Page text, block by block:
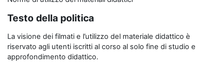
Testo della politica
La visione dei filmati e l’utilizzo del materiale didattico è
riservato agli utenti iscritti al corso al solo fine di studio e
approfondimento didattico.